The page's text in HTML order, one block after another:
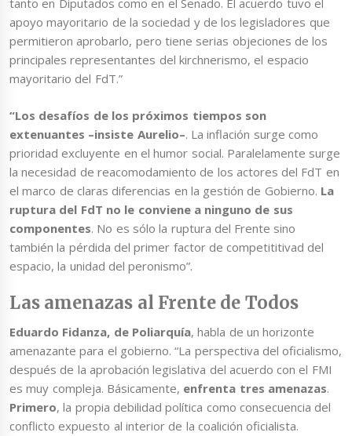
tanto en Diputados como en el Senado. El acuerdo tuvo el
apoyo mayoritario de la sociedad y de los legisladores que
permitieron aprobarlo, pero tiene serias objeciones de los
principales representantes del kirchnerismo, el espacio
mayoritario del FdT.”
“Los desafíos de los próximos tiempos son
extenuantes –insiste Aurelio–. La inflación surge como
prioridad excluyente en el humor social. Paralelamente surge
la necesidad de reacomodamiento de los actores del FdT en
el marco de claras diferencias en la gestión de Gobierno. La
ruptura del FdT no le conviene a ninguno de sus
componentes. No es sólo la ruptura del Frente sino
también la pérdida del primer factor de competititivad del
espacio, la unidad del peronismo”.
Las amenazas al Frente de Todos
Eduardo Fidanza, de Poliarquía, habla de un horizonte
amenazante para el gobierno. “La perspectiva del oficialismo,
después de la aprobación legislativa del acuerdo con el FMI
es muy compleja. Básicamente, enfrenta tres amenazas.
Primero, la propia debilidad política como consecuencia del
conflicto expuesto al interior de la coalición oficialista.